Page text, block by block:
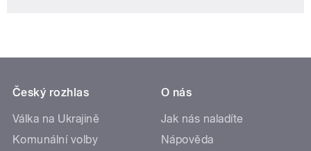
Český rozhlas
Válka na Ukrajině
Komunální volby
O nás
Jak nás naladíte
Nápověda